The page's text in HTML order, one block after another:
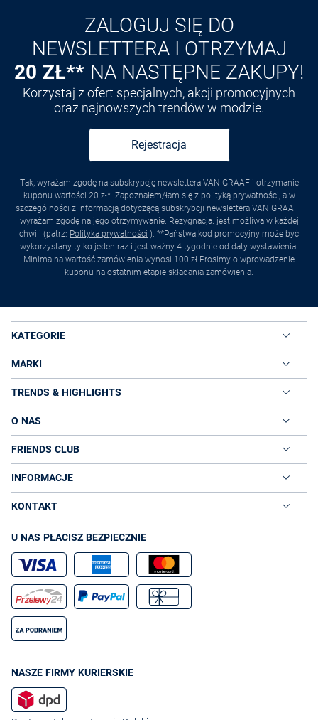
ZALOGUJ SIĘ DO
NEWSLETTERA I OTRZYMAJ
20 ZŁ** NA NASTĘPNE ZAKUPY!
Korzystaj z ofert specjalnych, akcji promocyjnych
oraz najnowszych trendów w modzie.
Rejestracja
Tak, wyrażam zgodę na subskrypcję newslettera VAN GRAAF i otrzymanie
kuponu wartości 20 zł*. Zapoznałem/łam się z polityką prywatności, a w
szczególności z informacją dotyczącą subskrybcji newslettera VAN GRAAF i
wyrażam zgodę na jego otrzymywanie. Rezygnacja. jest możliwa w każdej
chwili (patrz: Polityka prywatności ). **Państwa kod promocyjny może być
wykorzystany tylko jeden raz i jest ważny 4 tygodnie od daty wystawienia.
Minimalna wartość zamówienia wynosi 100 zł Prosimy o wprowadzenie
kuponu na ostatnim etapie składania zamówienia.
KATEGORIE
MARKI
TRENDS & HIGHLIGHTS
O NAS
FRIENDS CLUB
INFORMACJE
KONTAKT
U NAS PŁACISZ BEZPIECZNIE
NASZE FIRMY KURIERSKIE